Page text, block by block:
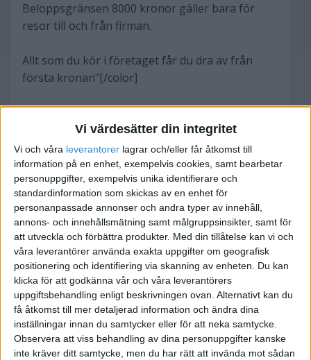
Vi värdesätter din integritet
Vi och våra leverantorer lagrar och/eller får åtkomst till
information på en enhet, exempelvis cookies, samt bearbetar
personuppgifter, exempelvis unika identifierare och
standardinformation som skickas av en enhet för
personanpassade annonser och andra typer av innehåll,
annons- och innehållsmätning samt målgruppsinsikter, samt för
att utveckla och förbättra produkter. Med din tillåtelse kan vi och
våra leverantörer använda exakta uppgifter om geografisk
positionering och identifiering via skanning av enheten. Du kan
klicka för att godkänna vår och våra leverantörers
uppgiftsbehandling enligt beskrivningen ovan. Alternativt kan du
få åtkomst till mer detaljerad information och ändra dina
inställningar innan du samtycker eller för att neka samtycke.
Observera att viss behandling av dina personuppgifter kanske
inte kräver ditt samtycke, men du har rätt att invända mot sådan
Beloppsgränsen 8000 kronor gäller bara för
resor till och från firman.
Allt som du kör i företaget får du dra av från
första kronan"[/color]
Men ska jag både bokföra på kontot Skattefri
milersättningochyrka avdrag i deklarationen?
Hans F
2010-05-26 18:02
Detta är 2 helt olika milersättningar,
Den första är det som tas upp i deklarationen
(INK1) . Här tar du upp resor som alla